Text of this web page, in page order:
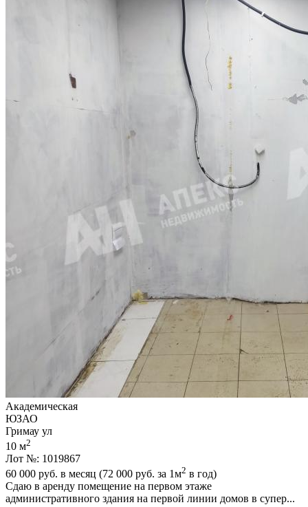
Академическая
ЮЗАО
Гримау ул
10 м2
Лот №: 1019867
60 000 руб. в месяц (72 000 руб. за 1м2 в год)
Сдаю в аренду помещение на первом этаже
административного здания на первой линии домов в супер...